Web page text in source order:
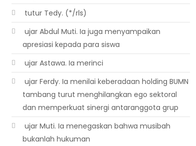
 tutur Tedy. (*/rls)
 ujar Abdul Muti. Ia juga menyampaikan
apresiasi kepada para siswa
 ujar Astawa. Ia merinci
 ujar Ferdy. Ia menilai keberadaan holding BUMN
tambang turut menghilangkan ego sektoral
dan memperkuat sinergi antaranggota grup
 ujar Muti. Ia menegaskan bahwa musibah
bukanlah hukuman